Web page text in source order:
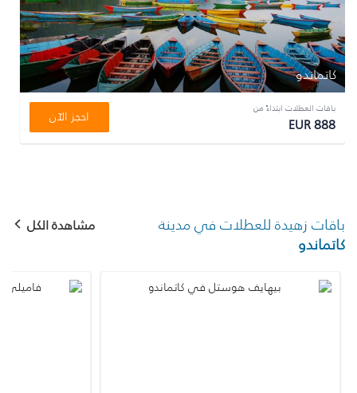
كاتماندو
باقات العطلات ابتداءً من
EUR 888 احجز الآن
باقات زهيدة للعطلات في مدينة
كاتماندو
مشاهدة الكل